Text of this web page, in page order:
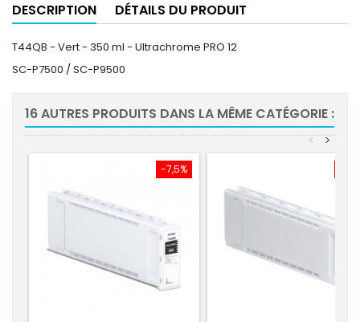
DESCRIPTION DÉTAILS DU PRODUIT
T44QB - Vert - 350 ml - Ultrachrome PRO 12
SC-P7500 / SC-P9500
16 AUTRES PRODUITS DANS LA MÊME CATÉGORIE :
>
<
-7,5%